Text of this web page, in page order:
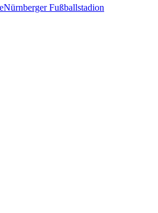
Nürnberger Fußballstadion